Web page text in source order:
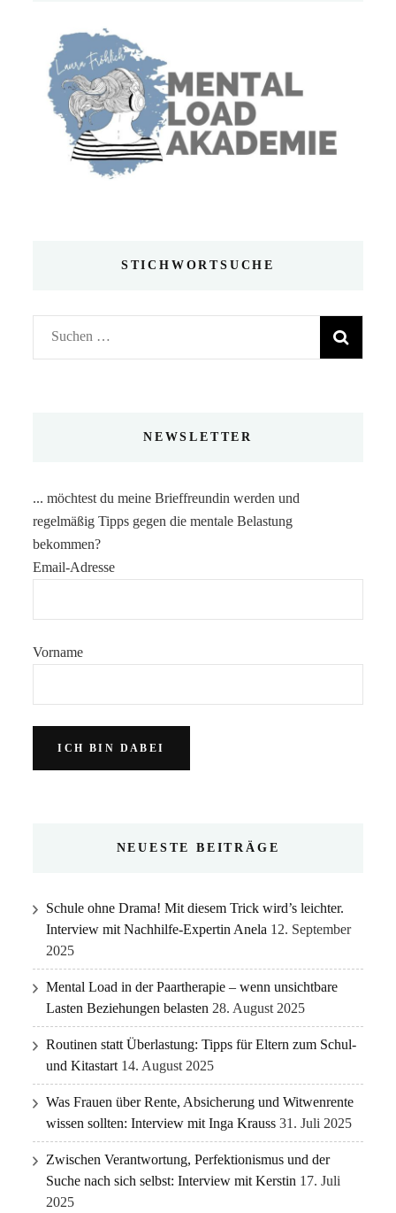
STICHWORTSUCHE
Suchen
nach:
NEWSLETTER
... möchtest du meine Brieffreundin werden und
regelmäßig Tipps gegen die mentale Belastung
bekommen?
Email-Adresse
Vorname
NEUESTE BEITRÄGE
Schule ohne Drama! Mit diesem Trick wird’s leichter.
Interview mit Nachhilfe-Expertin Anela 12. September
2025
Mental Load in der Paartherapie – wenn unsichtbare
Lasten Beziehungen belasten 28. August 2025
Routinen statt Überlastung: Tipps für Eltern zum Schul-
und Kitastart 14. August 2025
Was Frauen über Rente, Absicherung und Witwenrente
wissen sollten: Interview mit Inga Krauss 31. Juli 2025
Zwischen Verantwortung, Perfektionismus und der
Suche nach sich selbst: Interview mit Kerstin 17. Juli
2025